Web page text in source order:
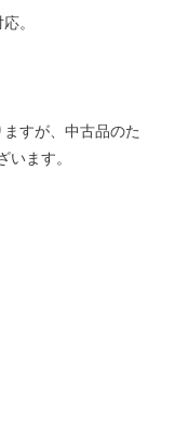
。
すが、中古品のた
ます。